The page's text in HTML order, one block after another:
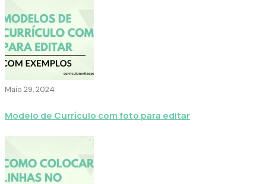
Maio 29, 2024
Modelo de Currículo com foto para editar